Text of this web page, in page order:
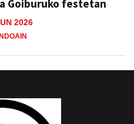
Goiburuko festetan
2026